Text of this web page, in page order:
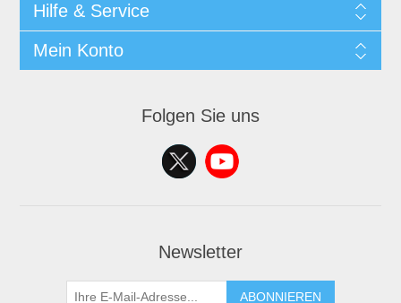
Hilfe & Service
Mein Konto
Folgen Sie uns
Newsletter
ABONNIEREN